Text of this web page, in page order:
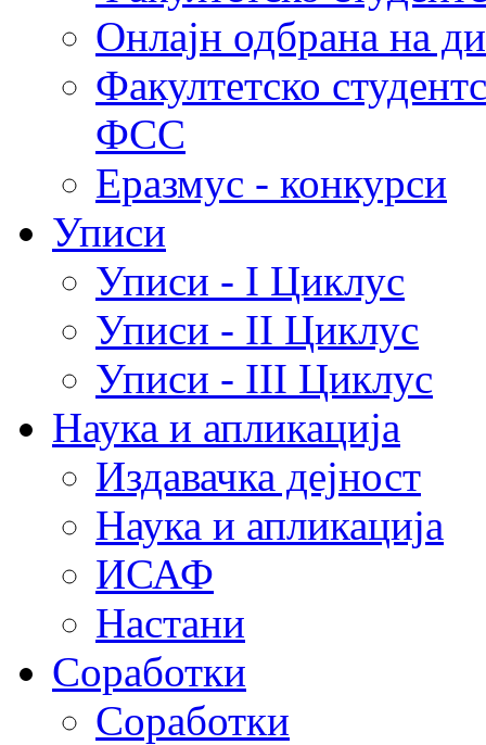
Онлајн одбрана на
Факултетско
ФСС
Еразмус - конкурси
Уписи
Уписи - I Циклус
Уписи - II Циклус
Уписи - III Циклус
Наука и апликација
Издавачка дејност
Наука и апликација
ИСАФ
Настани
Соработки
Соработки